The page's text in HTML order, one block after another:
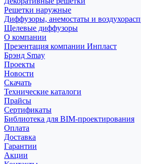
Решетки наружные
Диффузоры, анемостаты и
Щелевые диффузоры
О компании
Презентация компании Инпласт
Брэнд Smay
Проекты
Новости
Скачать
Технические каталоги
Прайсы
Сертификаты
Библиотека для BIM-проектирования
Оплата
Доставка
Гарантии
Акции